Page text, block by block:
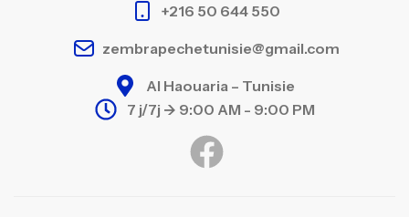
+216 50 644 550
zembrapechetunisie@gmail.com
Al Haouaria – Tunisie
7 j/7j -> 9:00 AM - 9:00 PM